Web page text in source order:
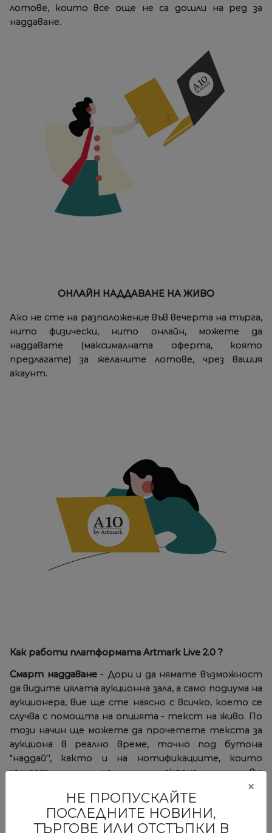
лотове, които все още не са дошли на ред за
наддаване.
ОНЛАЙН НАДДАВАНЕ НА ЖИВО
Ако не сте на разположение във вечерта на търга,
нито физически, нито онлайн, можете да
наддавате (максималната оферта, която
предлагате) за желаните лотове, чрез вашия
акаунт.
Как работи платформата Artmark Live 2.0 ?
Смарт наддаване- Дори и да нямате възможност
да видите цялата аукционна зала, а само подиума на
аукционера, вие ще сте наясно с всичко, което се
случва с помощта на опцията - текст на живо. По
този начин ще можете да прочетете текста за
аукциона в реално време, точно под бутона
"наддай'', както и на нотификациите, които
излизат на екрана ви.
НЕ ПРОПУСКАЙТЕ
ПОСЛЕДНИТЕ НОВИНИ,
ТЪРГОВЕ ИЛИ ОТСТЪПКИ В
×